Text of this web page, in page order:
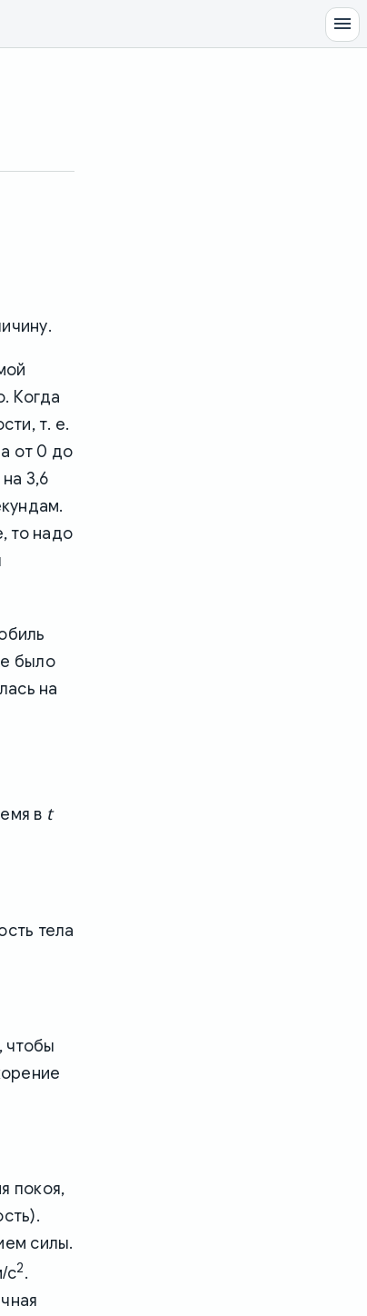
Когда
т. е.
от 0 до
3,6
то надо
было
на
в t
тела
чтобы
покоя,
силы.
с2.